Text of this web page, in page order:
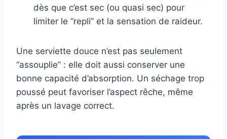
dès que c’est sec (ou quasi sec) pour
limiter le “repli” et la sensation de raideur.
Une serviette douce n’est pas seulement
“assouplie” : elle doit aussi conserver une
bonne capacité d’absorption. Un séchage trop
poussé peut favoriser l’aspect rêche, même
après un lavage correct.